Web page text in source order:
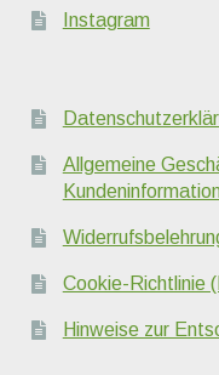
Instagram
Allgemeine
Cookie-Richtlinie
Hinweise zur